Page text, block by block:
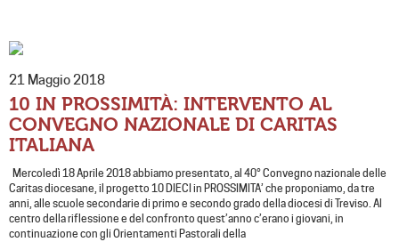
21 Maggio 2018
10 IN PROSSIMITÀ: INTERVENTO AL
CONVEGNO NAZIONALE DI CARITAS
ITALIANA
Mercoledì 18 Aprile 2018 abbiamo presentato, al 40° Convegno nazionale delle
Caritas diocesane, il progetto 10 DIECI in PROSSIMITA’ che proponiamo, da tre
anni, alle scuole secondarie di primo e secondo grado della diocesi di Treviso. Al
centro della riflessione e del confronto quest’anno c’erano i giovani, in
continuazione con gli Orientamenti Pastorali della